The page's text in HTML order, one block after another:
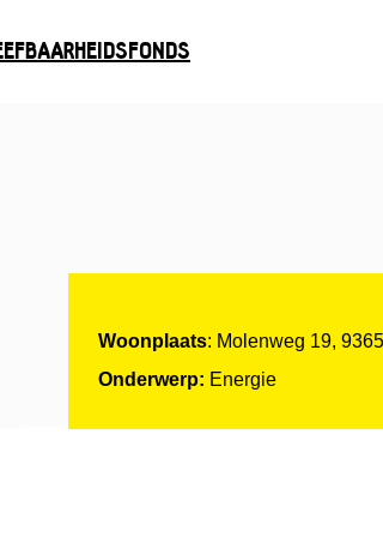
Woonplaats: Molenweg 19,
Onderwerp: Energie